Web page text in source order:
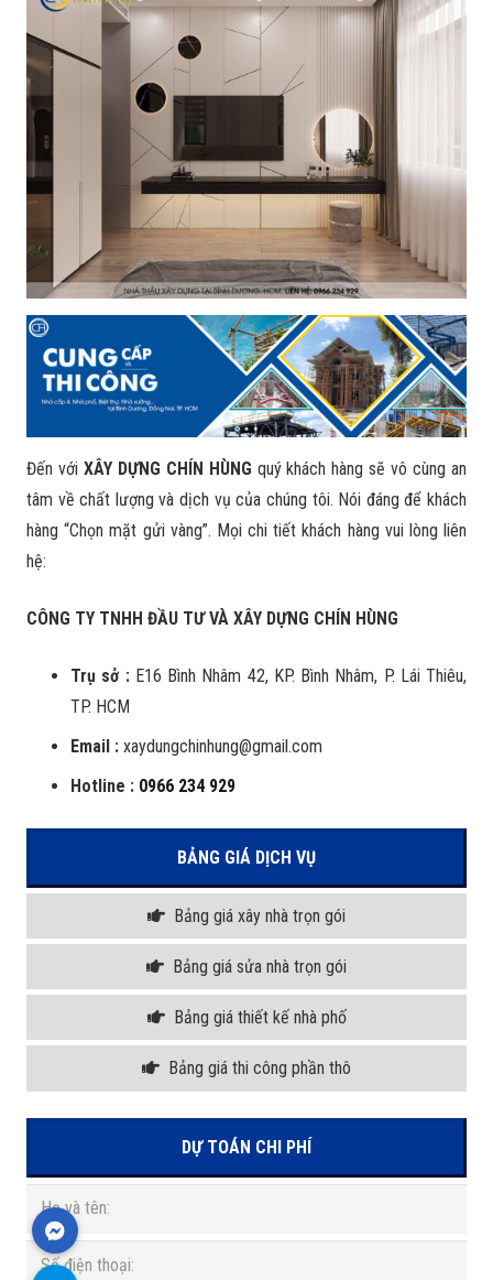
Đến với XÂY DỰNG CHÍN HÙNG quý khách hàng sẽ vô cùng an
tâm về chất lượng và dịch vụ của chúng tôi. Nói đáng để khách
hàng “Chọn mặt gửi vàng”. Mọi chi tiết khách hàng vui lòng liên
hệ:
CÔNG TY TNHH ĐẦU TƯ VÀ XÂY DỰNG CHÍN HÙNG
Trụ sở :E16 Bình Nhâm 42, KP. Bình Nhâm, P. Lái Thiêu,
TP. HCM
Email : xaydungchinhung@gmail.com
Hotline : 0966 234 929
BẢNG GIÁ DỊCH VỤ
Bảng giá xây nhà trọn gói
Bảng giá sửa nhà trọn gói
Bảng giá thiết kế nhà phố
Bảng giá thi công phần thô
DỰ TOÁN CHI PHÍ